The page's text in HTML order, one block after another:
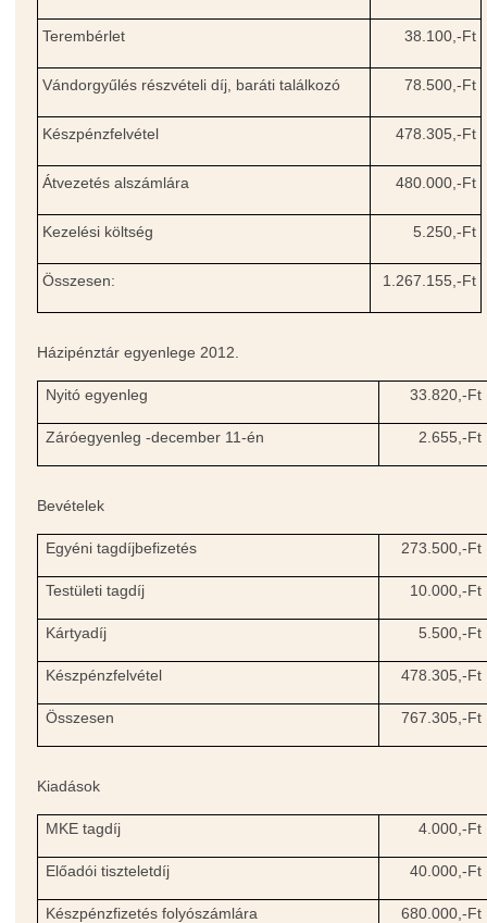
Terembérlet 38.100,-Ft
Vándorgyűlés részvételi díj, baráti találkozó 78.500,-Ft
Készpénzfelvétel 478.305,-Ft
Átvezetés alszámlára 480.000,-Ft
Kezelési költség 5.250,-Ft
Összesen: 1.267.155,-Ft
Házipénztár egyenlege 2012.
Nyitó egyenleg 33.820,-Ft
Záróegyenleg -december 11-én 2.655,-Ft
Bevételek
Egyéni tagdíjbefizetés 273.500,-Ft
Testületi tagdíj 10.000,-Ft
Kártyadíj 5.500,-Ft
Készpénzfelvétel 478.305,-Ft
Összesen 767.305,-Ft
Kiadások
MKE tagdíj 4.000,-Ft
Előadói tiszteletdíj 40.000,-Ft
Készpénzfizetés folyószámlára 680.000,-Ft